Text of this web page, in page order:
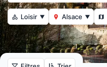
Loisir ▼ Alsace ▼